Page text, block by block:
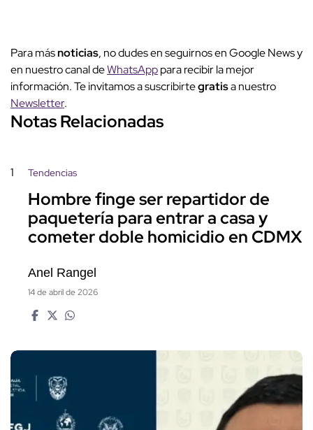
Para másnoticias, no dudes en seguirnos en Google News y
en nuestro canal deWhatsApppara recibir la mejor
información. Te invitamos a suscribirtegratisa nuestro
Newsletter.
Notas Relacionadas
1 Tendencias
Hombre finge ser repartidor de
paquetería para entrar a casa y
cometer doble homicidio en CDMX
Anel Rangel
14 de abril de 2026